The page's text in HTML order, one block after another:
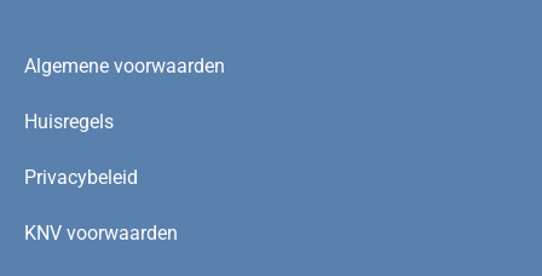
Algemene voorwaarden
Huisregels
Privacybeleid
KNV voorwaarden